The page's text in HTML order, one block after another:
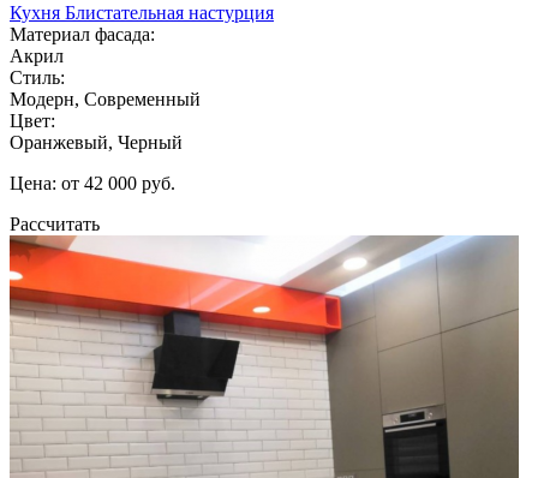
Кухня Блистательная настурция
Материал фасада:
Акрил
Стиль:
Модерн, Современный
Цвет:
Оранжевый, Черный
Цена: от 42 000 руб.
Рассчитать